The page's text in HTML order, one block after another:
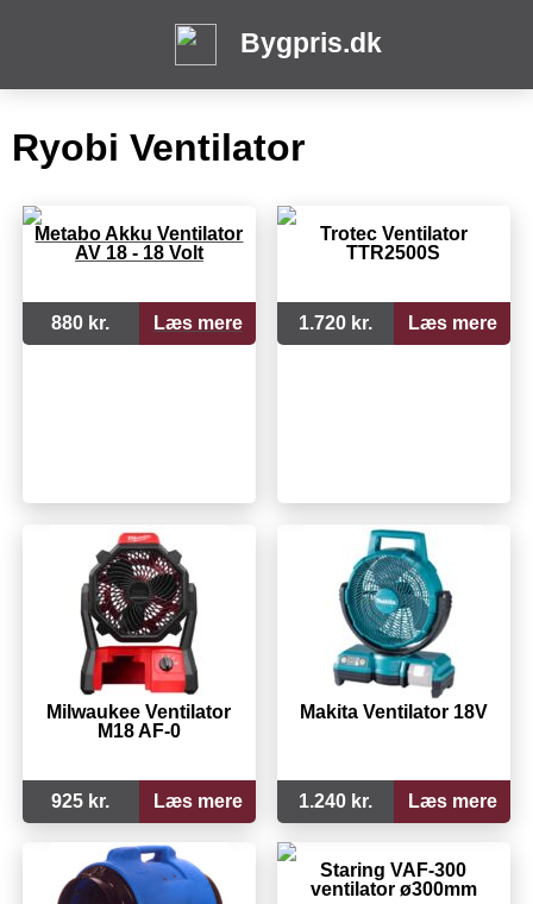
Bygpris.dk
Ryobi Ventilator
Metabo Akku Ventilator
AV 18 - 18 Volt
880 kr. Læs mere
Trotec Ventilator
TTR2500S
1.720 kr. Læs mere
Milwaukee Ventilator
M18 AF-0
925 kr. Læs mere
Makita Ventilator 18V
1.240 kr. Læs mere
Staring VAF-300
ventilator ø300mm